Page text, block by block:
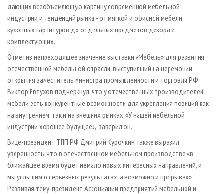
дающих всеобъемлющую картину современной мебельной
индустрии и тенденций рынка - от мягкой и офисной мебели,
кухонных гарнитуров до отдельных предметов декора и
комплектующих.
Отметив непреходящее значение выставки «Мебель» для развития
отечественной мебельной отрасли, выступивший на церемонии
открытия заместитель министра промышленности и торговли РФ
Виктор Евтухов подчеркнул, что у отечественных производителей
мебели есть конкурентные возможности для укрепления позиций как
на внутреннем, так и на внешних рынках. «У нашей мебельной
индустрии хорошее будущее»,- заверил он.
Вице-президент ТПП РФ Дмитрий Курочкин также выразил
уверенность, что в отечественном мебельном производстве «в
ближайшее время будет немало новых интересных направлений, и
мы услышим о серьезных результатах, а возможно и прорывах».
Развивая тему, президент Ассоциации предприятий мебельной и